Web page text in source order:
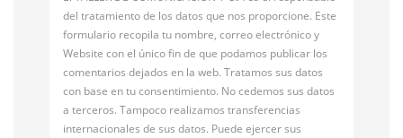
del tratamiento de los datos que nos proporcione. Este
formulario recopila tu nombre, correo electrónico y
Website con el único fin de que podamos publicar los
comentarios dejados en la web. Tratamos sus datos
con base en tu consentimiento. No cedemos sus datos
a terceros. Tampoco realizamos transferencias
internacionales de sus datos. Puede ejercer sus